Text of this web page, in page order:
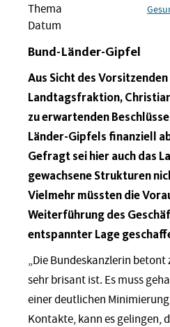
Thema
Datum
Bund-Länder-Gipfel
Aus Sicht des
Landtagsfraktion,
zu erwartenden
Länder-Gipfels finanziell
Gefragt sei hier auch das
gewachsene Strukturen
Vielmehr müssten die
Weiterführung des
entspannter Lage
„Die Bundeskanzlerin betont
sehr brisant ist. Es muss
einer deutlichen
Kontakte, kann es gelingen,